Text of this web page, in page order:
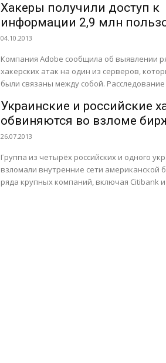
кибератаку,...
Хакеры получили доступ к
информации 2,9 млн
Adobe
04.10.2013
Компания Adobe сообщила об выявлении
хакерских атак на один из серверов,
были связаны между собой. Расследование еще не
Украинские и российские
обвиняются во взломе
NASDAQ
26.07.2013
Группа из четырёх российских и одного
взломали внутренние сети американской
ряда крупных компаний, включая Citibank